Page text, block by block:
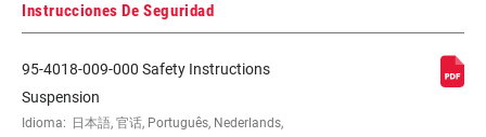
Instrucciones De Seguridad
95-4018-009-000 Safety Instructions
Suspension
Idioma: 日本語, 官话, Português, Nederlands,